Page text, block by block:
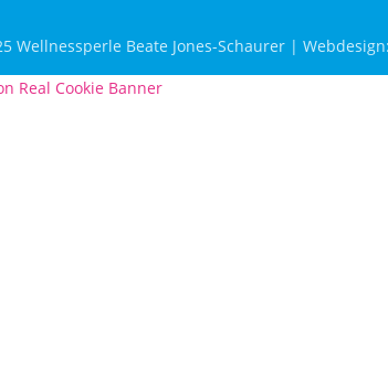
Wellnessperle Beate Jones-Schaurer |
Real Cookie Banner